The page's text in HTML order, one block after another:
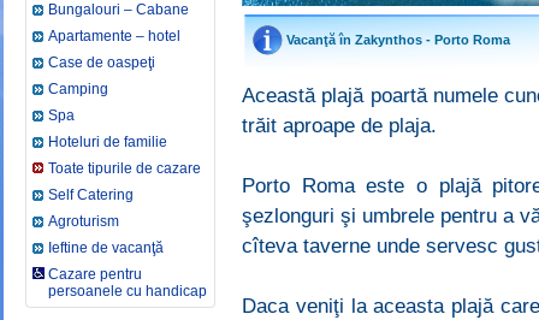
Bungalouri – Cabane
Apartamente – hotel
Case de oaspeţi
Camping
Spa
Hoteluri de familie
Toate tipurile de cazare
Self Catering
Agroturism
Ieftine de vacanţă
Cazare pentru
persoanele cu handicap
Vacanţă în Zakynthos - Porto Roma
Această plajă poartă numele
trăit aproape de plaja.
Porto Roma este o plajă
şezlonguri şi umbrele pentru a
cîteva taverne unde servesc
Daca veniţi la aceasta plajă